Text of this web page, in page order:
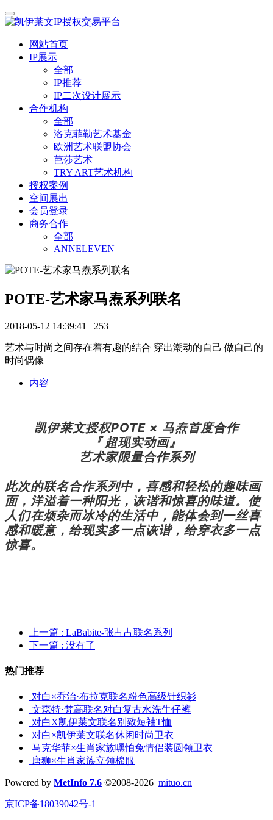
网站首页
IP展示
全部
IP推荐
IP二次设计展示
合作机构
全部
洛克菲勒艺术基金
欧洲艺术联盟协会
芭莎艺术
TRY ART艺术机构
授权案例
空间展出
会员登录
商务合作
全部
ANNELEVEN
POTE-艺术家马焘系列联名
2018-05-12 14:39:41 253
艺术与时尚之间存在着有趣的结合 穿出潮动的自己 做自己的
时尚偶像
内容
凯伊莱文授权POTE × 马焘首度合作
『超现实动画』
艺术家限量合作系列
此次的联名合作系列中， 喜感和轻松的趣味画
面，洋溢着一种阳光，诙谐和惊喜的味道。使
人们在烦杂而冰冷的生活中，能体会到一丝喜
感和暖意， 给现实多一点诙谐， 给穿衣多一点
惊喜。
上一篇 : LaBabite-张占占联名系列
下一篇 : 没有了
热门推荐
对白×乔治·布拉克联名粉色高级针织衫
文森特·梵高联名对白复古水洗牛仔裤
对白X凯伊莱文联名别致短袖T恤
对白×凯伊莱文联名休闲时尚卫衣
马克华菲×生肖家族嘿怕兔情侣装圆领卫衣
唐狮×生肖家族立领棉服
Powered by MetInfo 7.6 ©2008-2026 mituo.cn
京ICP备18039042号-1